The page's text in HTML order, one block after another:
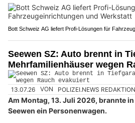
Bott Schweiz AG liefert Profi-Lösungen für
Seewen SZ: Auto brennt in
Mehrfamilienhäuser wegen
13.07.26 VON POLIZEI.NEWS REDAKTION
Am Montag, 13. Juli 2026, brannte
Seewen ein Personenwagen.